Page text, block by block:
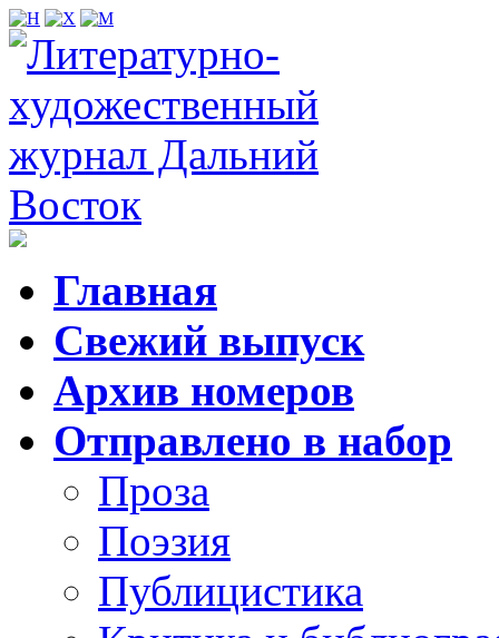
Главная
Свежий выпуск
Архив номеров
Отправлено в набор
Проза
Поэзия
Публицистика